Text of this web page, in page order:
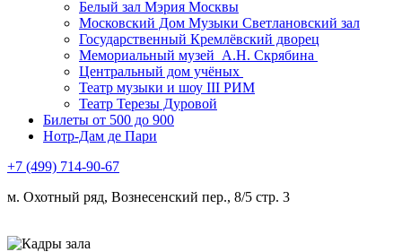
Белый зал Мэрия Москвы
Московский Дом Музыки Светлановский зал
Государственный Кремлёвский дворец
Мемориальный музей А.Н. Скрябина
Центральный дом учёных
Театр музыки и шоу III РИМ
Театр Терезы Дуровой
Билеты от 500 до 900
Нотр-Дам де Пари
+7 (499) 714-90-67
м. Охотный ряд, Вознесенский пер., 8/5 стр. 3